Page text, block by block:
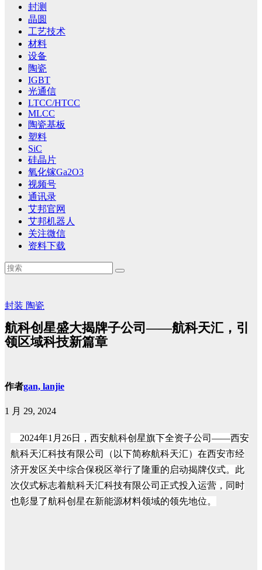
封测
晶圆
工艺技术
材料
设备
陶瓷
IGBT
光通信
LTCC/HTCC
MLCC
陶瓷基板
塑料
SiC
硅晶片
氧化镓Ga2O3
视频号
通讯录
艾邦官网
艾邦机器人
关注微信
资料下载
封装 陶瓷
航科创星盛大揭牌子公司——航科天汇，引
领区域科技新篇章
作者gan, lanjie
1 月 29, 2024
2024年1 月 26日，西安航科创星旗下全资子公司 ——西安
航科天汇科技有限公司（以下简称航科天汇）在西安市经
济开发区关中综合保税区举行了隆重的启动揭牌仪式。此
次仪式标志着航科天汇科技有限公司正式投入运营，同时
也彰显了航科创星在新能源材料领域的领先地位。